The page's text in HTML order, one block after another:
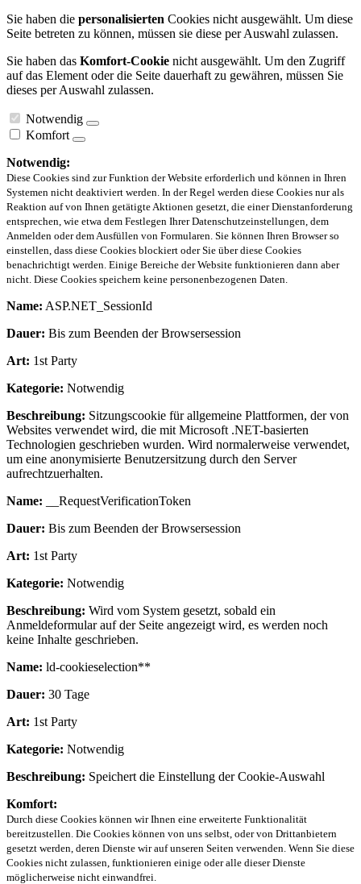
Sie haben die personalisierten Cookies nicht ausgewählt. Um diese
Seite betreten zu können, müssen sie diese per Auswahl zulassen.
Sie haben das Komfort-Cookie nicht ausgewählt. Um den Zugriff
auf das Element oder die Seite dauerhaft zu gewähren, müssen Sie
dieses per Auswahl zulassen.
Notwendig
Komfort
Notwendig:
Diese Cookies sind zur Funktion der Website erforderlich und können in Ihren
Systemen nicht deaktiviert werden. In der Regel werden diese Cookies nur als
Reaktion auf von Ihnen getätigte Aktionen gesetzt, die einer Dienstanforderung
entsprechen, wie etwa dem Festlegen Ihrer Datenschutzeinstellungen, dem
Anmelden oder dem Ausfüllen von Formularen. Sie können Ihren Browser so
einstellen, dass diese Cookies blockiert oder Sie über diese Cookies
benachrichtigt werden. Einige Bereiche der Website funktionieren dann aber
nicht. Diese Cookies speichern keine personenbezogenen Daten.
Name: ASP.NET_SessionId
Dauer: Bis zum Beenden der Browsersession
Art: 1st Party
Kategorie: Notwendig
Beschreibung: Sitzungscookie für allgemeine Plattformen, der von
Websites verwendet wird, die mit Microsoft .NET-basierten
Technologien geschrieben wurden. Wird normalerweise verwendet,
um eine anonymisierte Benutzersitzung durch den Server
aufrechtzuerhalten.
Name: __RequestVerificationToken
Dauer: Bis zum Beenden der Browsersession
Art: 1st Party
Kategorie: Notwendig
Beschreibung: Wird vom System gesetzt, sobald ein
Anmeldeformular auf der Seite angezeigt wird, es werden noch
keine Inhalte geschrieben.
Name: ld-cookieselection**
Dauer: 30 Tage
Art: 1st Party
Kategorie: Notwendig
Beschreibung: Speichert die Einstellung der Cookie-Auswahl
Komfort:
Durch diese Cookies können wir Ihnen eine erweiterte Funktionalität
bereitzustellen. Die Cookies können von uns selbst, oder von Drittanbietern
gesetzt werden, deren Dienste wir auf unseren Seiten verwenden. Wenn Sie diese
Cookies nicht zulassen, funktionieren einige oder alle dieser Dienste
möglicherweise nicht einwandfrei.